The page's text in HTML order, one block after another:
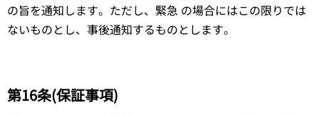
の旨を通知します。ただし、緊急 の場合にはこの限りでは
ないものとし、事後通知するものとします。
第16条(保証事項)